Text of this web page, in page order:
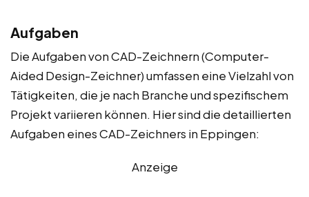
Aufgaben
Die Aufgaben von CAD-Zeichnern (Computer-
Aided Design-Zeichner) umfassen eine Vielzahl von
Tätigkeiten, die je nach Branche und spezifischem
Projekt variieren können. Hier sind die detaillierten
Aufgaben eines CAD-Zeichners in Eppingen:
Anzeige